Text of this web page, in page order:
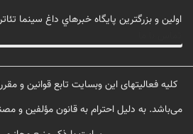
اولين و بزرگترين پايگاه خبرهاي داغ سينما
کلیه فعالیتهای این وبسایت تابع قوانین و
می‌باشد. به دلیل احترام به قانون مؤلفین و